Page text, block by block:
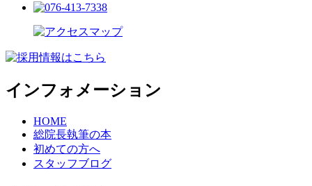
インフォメーション
HOME
総院長執筆の本
初めての方へ
スタッフブログ